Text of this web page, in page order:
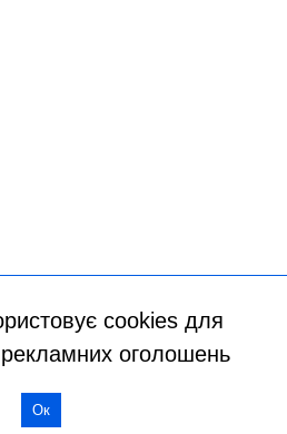
cookies для
рекламних оголошень
Ок